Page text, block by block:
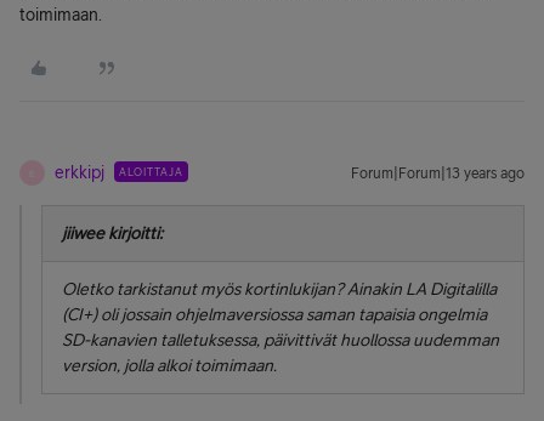
toimimaan.
erkkipj ALOITTAJA Forum|Forum|13 years ago
jiiwee kirjoitti:
Oletko tarkistanut myös kortinlukijan? Ainakin LA Digitalilla
(CI+) oli jossain ohjelmaversiossa saman tapaisia ongelmia
SD-kanavien talletuksessa, päivittivät huollossa uudemman
version, jolla alkoi toimimaan.